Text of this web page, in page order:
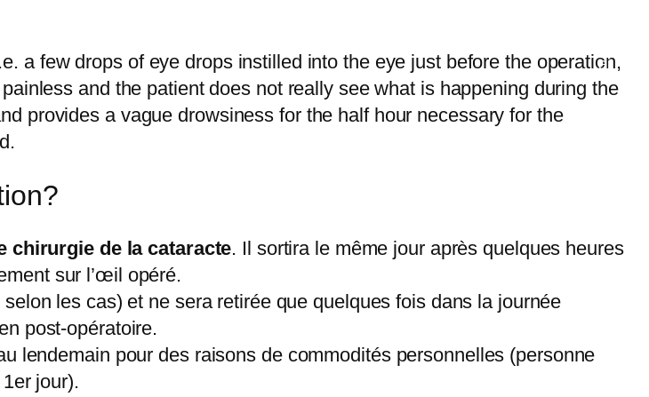
a few drops of eye drops instilled into the eye just before the operation,
and the patient does not really see what is happening during the
provides a vague drowsiness for the half hour necessary for the
chirurgie de la cataracte. Il sortira le même jour après quelques heures
sur l’œil opéré.
les cas) et ne sera retirée que quelques fois dans la journée
post-opératoire.
lendemain pour des raisons de commodités personnelles (personne
jour).